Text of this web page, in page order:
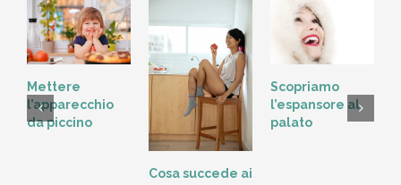
Mettere
l’apparecchio
da piccino
Cosa succede ai
Scopriamo
l’espansore al
palato